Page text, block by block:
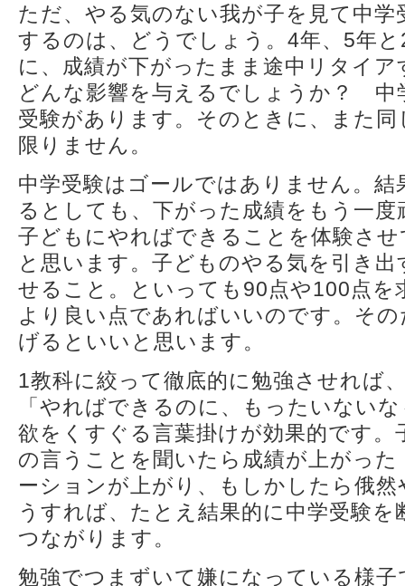
ただ、やる気のない我が子を見て中
するのは、どうでしょう。4年、5年
に、成績が下がったまま途中リタイ
どんな影響を与えるでしょうか？ 中
受験があります。そのときに、また
限りません。
中学受験はゴールではありません。結
るとしても、下がった成績をもう一
子どもにやればできることを体験さ
と思います。子どものやる気を引き
せること。といっても90点や100点を
より良い点であればいいのです。そ
げるといいと思います。
1教科に絞って徹底的に勉強させれば
「やればできるのに、もったいない
欲をくすぐる言葉掛けが効果的です。
の言うことを聞いたら成績が上がっ
ーションが上がり、もしかしたら俄
うすれば、たとえ結果的に中学受験を
つながります。
勉強でつまずいて嫌になっている様